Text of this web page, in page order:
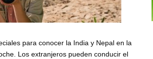
para conocer la India y Nepal en la
Los extranjeros pueden conducir el